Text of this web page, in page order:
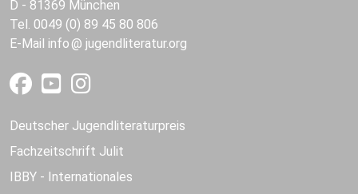
D - 81369 München
Tel. 0049 (0) 89 45 80 806
E-Mail info jugendliteratur.org
Deutscher Jugendliteraturpreis
Fachzeitschrift Julit
IBBY - Internationales